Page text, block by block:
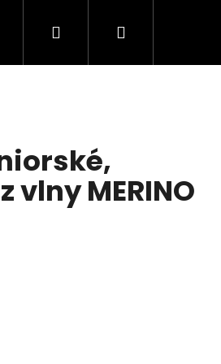
PrihlásenieNákupný
MERINO